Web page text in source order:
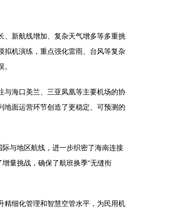
、新航线增加、复杂天气增多等多重挑
拟机演练，重点强化雷雨、台风等复杂
与海口美兰、三亚凤凰等主要机场的协
地面运营环节创造了更稳定、可预测的
与地区航线，进一步织密了海南连接
量挑战，确保了航班换季“无缝衔
精细化管理和智慧空管水平，为民用机